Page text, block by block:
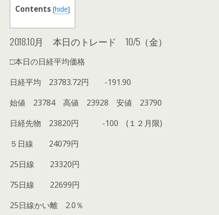
Contents [hide]
2018.10月 本日のトレード 10/5（金）
□本日の日経平均価格
日経平均 23783.72円 -191.90
始値 23784 高値 23928 安値 23790
日経先物 23820円 -100 (１２月限)
５日線 24079円
25日線 23320円
75日線 22699円
25日線かい離 2.0％